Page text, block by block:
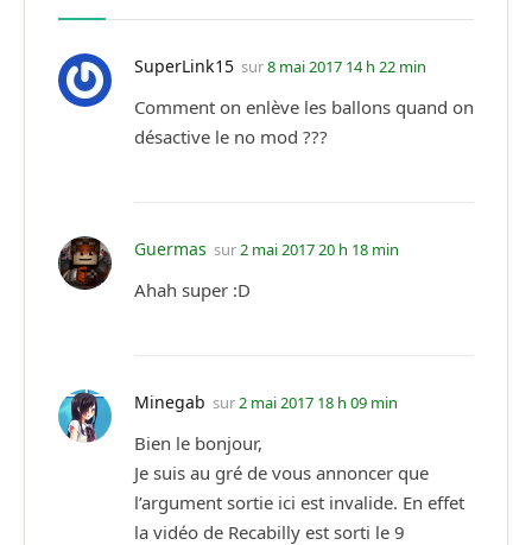
SuperLink15 sur8 mai 2017 14 h 22 min
Comment on enlève les ballons quand on
désactive le no mod ???
Guermas sur2 mai 2017 20 h 18 min
Ahah super :D
Minegab sur2 mai 2017 18 h 09 min
Bien le bonjour,
Je suis au gré de vous annoncer que
l’argument sortie ici est invalide. En effet
la vidéo de Recabilly est sorti le 9